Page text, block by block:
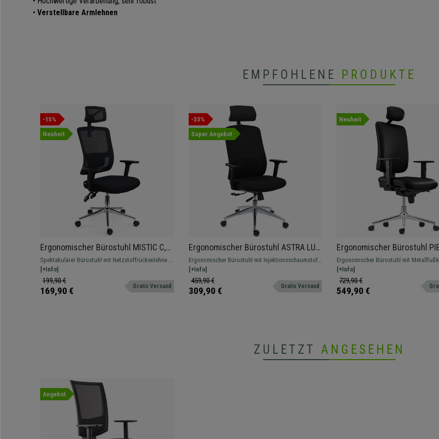
• Verstellbare Armlehnen
EMPFOHLENE PRODUKTE
-15%
Neuheit
Ergonomischer Bürostuhl MISTIC C,
exklusives Design mit Kopfstütze,
gepolsterte Lordosenstütze,
Metallfußkreuz , Farbe Schwarz
Spektakulärer Bürostuhl mit Netzstoffrückenlehne in
modernem Design, mit gepolsterter Lordosenstütze.
[+Info]
199,90 €
169,90 € Gratis Versand
-33%
Super Angebot
Ergonomischer Bürostuhl ASTRA LUX,
tiefenverstellbare Sitzfläche,
Kopfstütze, Synchron-Mechanik,
Farbe Schwarz
Ergonomischer Bürostuhl mit Injektionsschaumstoff
und Tiefenverstellung. Sehr bequem mit schlichten
und eleganten Design. Ausführung mit Kopfstütze
[+Info]
459,90 €
309,90 € Gratis Versand
Neuheit
Ergonomischer Bürostuhl
LEDER V mit Kopfstütze,
Armlehnen, Farbe Schwarz
Ergonomischer Bürostuhl mit
ausgepolstert, sehr bequem, mit
Armlehnen. Für eine intensive Nutzung
[+Info]
729,90 €
549,90 €
ZULETZT ANGESEHEN
Angebot